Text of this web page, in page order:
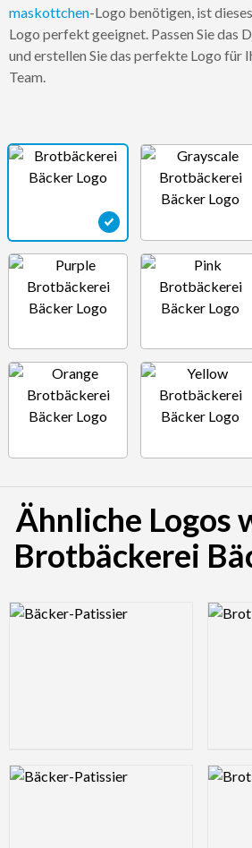
maskottchen-Logo benötigen, ist
Logo perfekt geeignet. Passen Sie das
und erstellen Sie das perfekte Logo für
Team.
Ähnliche Logos
Brotbäckerei
Logo Preview Image Logo
Logo Preview Image Logo